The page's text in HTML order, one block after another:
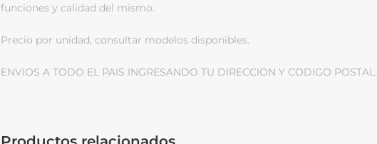
funciones y calidad del mismo.
Precio por unidad, consultar modelos disponibles.
ENVIOS A TODO EL PAIS INGRESANDO TU DIRECCION Y CODIGO POSTAL.